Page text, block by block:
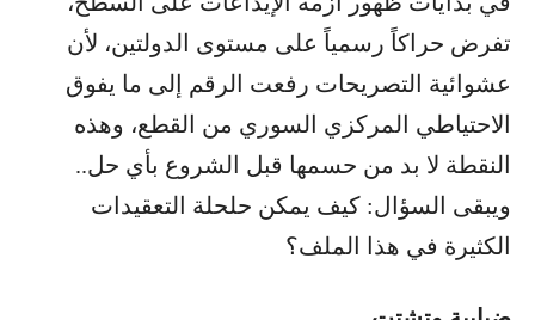
تفرض حراكاً رسمياً على مستوى الدولتين، لأن
عشوائية التصريحات رفعت الرقم إلى ما يفوق
الاحتياطي المركزي السوري من القطع، وهذه
النقطة لا بد من حسمها قبل الشروع بأي حل..
ويبقى السؤال: كيف يمكن حلحلة التعقيدات
الكثيرة في هذا الملف؟